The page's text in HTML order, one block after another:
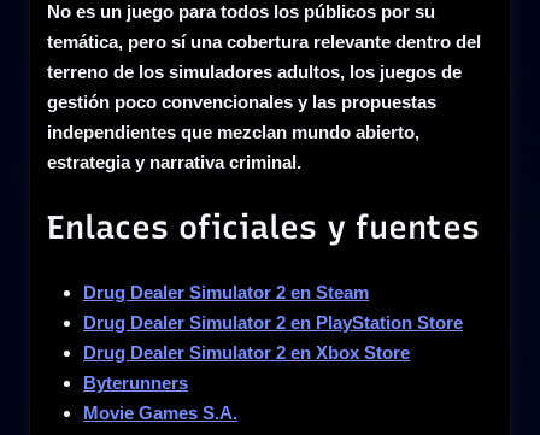
No es un juego para todos los públicos por su
temática, pero sí una cobertura relevante dentro del
terreno de los simuladores adultos, los juegos de
gestión poco convencionales y las propuestas
independientes que mezclan mundo abierto,
estrategia y narrativa criminal.
Enlaces oficiales y fuentes
Drug Dealer Simulator 2 en Steam
Drug Dealer Simulator 2 en PlayStation Store
Drug Dealer Simulator 2 en Xbox Store
Byterunners
Movie Games S.A.